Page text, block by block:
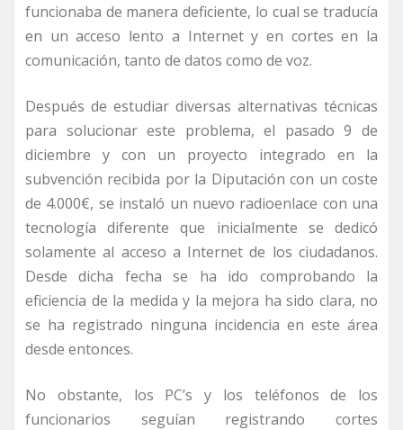
funcionaba de manera deficiente, lo cual se traducía
en un acceso lento a Internet y en cortes en la
comunicación, tanto de datos como de voz.
Después de estudiar diversas alternativas técnicas
para solucionar este problema, el pasado 9 de
diciembre y con un proyecto integrado en la
subvención recibida por la Diputación con un coste
de 4.000€, se instaló un nuevo radioenlace con una
tecnología diferente que inicialmente se dedicó
solamente al acceso a Internet de los ciudadanos.
Desde dicha fecha se ha ido comprobando la
eficiencia de la medida y la mejora ha sido clara, no
se ha registrado ninguna incidencia en este área
desde entonces.
No obstante, los PC’s y los teléfonos de los
funcionarios seguían registrando cortes